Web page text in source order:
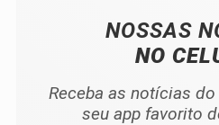
NOSSAS
NO
Receba as notícias do
seu app favorito